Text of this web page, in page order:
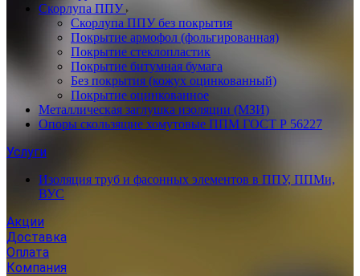
Скорлупа ППУ
Скорлупа ППУ без покрытия
Покрытие армофол (фольгированная)
Покрытие стеклопластик
Покрытие битумная бумага
Без покрытия (кожух оцинкованный)
Покрытие оцинкованное
Металлическая заглушка изоляции (МЗИ)
Опоры скользящие хомутовые ППМ ГОСТ Р 56227
Услуги
Изоляция труб и фасонных элементов в ППУ, ППМи,
ВУС
Акции
Доставка
Оплата
Компания